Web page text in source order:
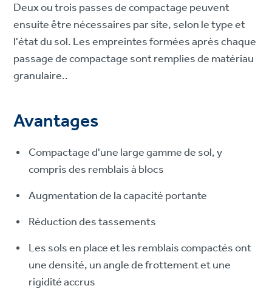
Deux ou trois passes de compactage peuvent
ensuite être nécessaires par site, selon le type et
l'état du sol. Les empreintes formées après chaque
passage de compactage sont remplies de matériau
granulaire..
Avantages
Compactage d'une large gamme de sol, y
compris des remblais à blocs
Augmentation de la capacité portante
Réduction des tassements
Les sols en place et les remblais compactés ont
une densité, un angle de frottement et une
rigidité accrus